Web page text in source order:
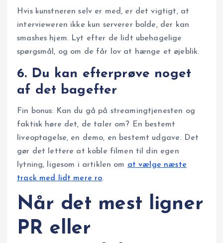
Hvis kunstneren selv er med, er det vigtigt, at
intervieweren ikke kun serverer bolde, der kan
smashes hjem. Lyt efter de lidt ubehagelige
spørgsmål, og om de får lov at hænge et øjeblik.
6. Du kan efterprøve noget
af det bagefter
Fin bonus: Kan du gå på streamingtjenesten og
faktisk høre det, de taler om? En bestemt
liveoptagelse, en demo, en bestemt udgave. Det
gør det lettere at koble filmen til din egen
lytning, ligesom i artiklen om at vælge næste
track med lidt mere ro.
Når det mest ligner
PR eller